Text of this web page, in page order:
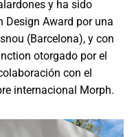
y ha sido
Design Award por una
(Barcelona), y con
otorgado por el
con el
internacional Morph.